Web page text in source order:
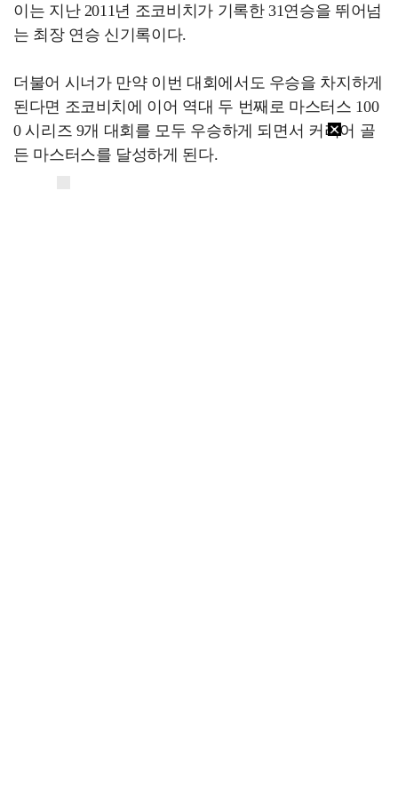
이는 지난 2011년 조코비치가 기록한 31연승을 뛰어넘
는 최장 연승 신기록이다.
더불어 시너가 만약 이번 대회에서도 우승을 차지하게
된다면 조코비치에 이어 역대 두 번째로 마스터스 100
0 시리즈 9개 대회를 모두 우승하게 되면서 커리어 골
든 마스터스를 달성하게 된다.